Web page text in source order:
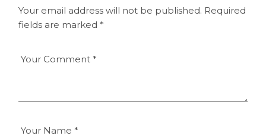
Your email address will not be published. Required
fields are marked *